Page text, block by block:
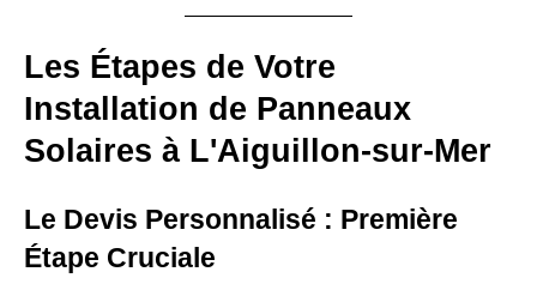
Les Étapes de Votre
Installation de Panneaux
Solaires à L'Aiguillon-sur-Mer
Le Devis Personnalisé : Première
Étape Cruciale